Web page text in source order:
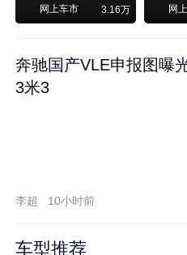
网上车市 3.16万 网
奔驰国产VLE申报图曝
3米3
李超 10小时前
车型推荐